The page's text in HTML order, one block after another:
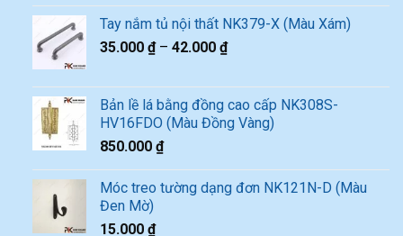
Tay nắm tủ nội thất NK379-X (Màu Xám)
35.000 ₫– 42.000 ₫
Bản lề lá bằng đồng cao cấp NK308S-
HV16FDO (Màu Đồng Vàng)
850.000 ₫
Móc treo tường dạng đơn NK121N-D (Màu
Đen Mờ)
15.000 ₫